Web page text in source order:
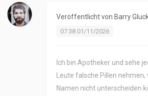
Veröffentlicht von Barry
07:38 01/11/2026
Ich bin Apotheker und sehe
Leute falsche Pillen nehmen,
Namen nicht unterscheiden